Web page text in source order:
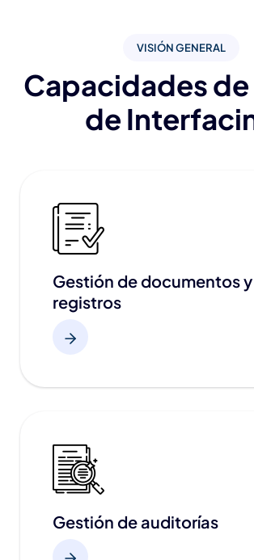
VISIÓN GENERAL
Capacidades de
de
Gestión de documentos y
registros
Gestión de auditorías